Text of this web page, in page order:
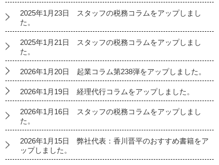
2025年1月23日 スタッフの税務コラムをアップしまし
た。
2025年1月21日 スタッフの税務コラムをアップしまし
た。
2026年1月20日 起業コラム第238弾をアップしました。
2026年1月19日 経理代行コラムをアップしました。
2026年1月16日 スタッフの税務コラムをアップしまし
た。
2026年1月15日 弊社代表：香川晋平のおすすめ書籍をア
ップしました。